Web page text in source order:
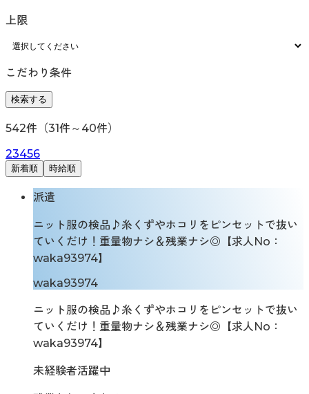
上限
こだわり条件
検索する
542件（31件～ 40件）
23456
新着順 時給順
派遣
ニット服の検品♪糸くずやホコリをピンセットで抜い
ていくだけ！重量物ナシ＆残業ナシ◎【求人No：
waka93974】
waka93974
ニット服の検品♪糸くずやホコリをピンセットで抜い
ていくだけ！重量物ナシ＆残業ナシ◎【求人No：
waka93974】
未経験者活躍中